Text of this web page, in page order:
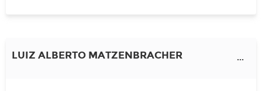
LUIZ ALBERTO MATZENBRACHER ...